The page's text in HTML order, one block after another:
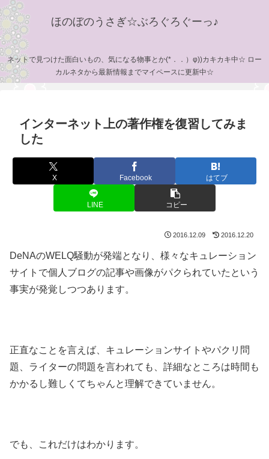
ほのぼのうさぎ☆ぶろぐろぐーっ♪
ネットで見つけた面白いもの、気になる物事とか(*．．）φ))カキカキ中☆ ロー
カルネタから最新情報までマイペースに更新中☆
インターネット上の著作権を復習してみま
した
X Facebook はてブ
LINE コピー
2016.12.09 2016.12.20
DeNAのWELQ騒動が発端となり、様々なキュレーション
サイトで個人ブログの記事や画像がパクられていたという
事実が発覚しつつあります。
正直なことを言えば、キュレーションサイトやパクリ問
題、ライターの問題を言われても、詳細なところは時間も
かかるし難しくてちゃんと理解できていません。
でも、これだけはわかります。